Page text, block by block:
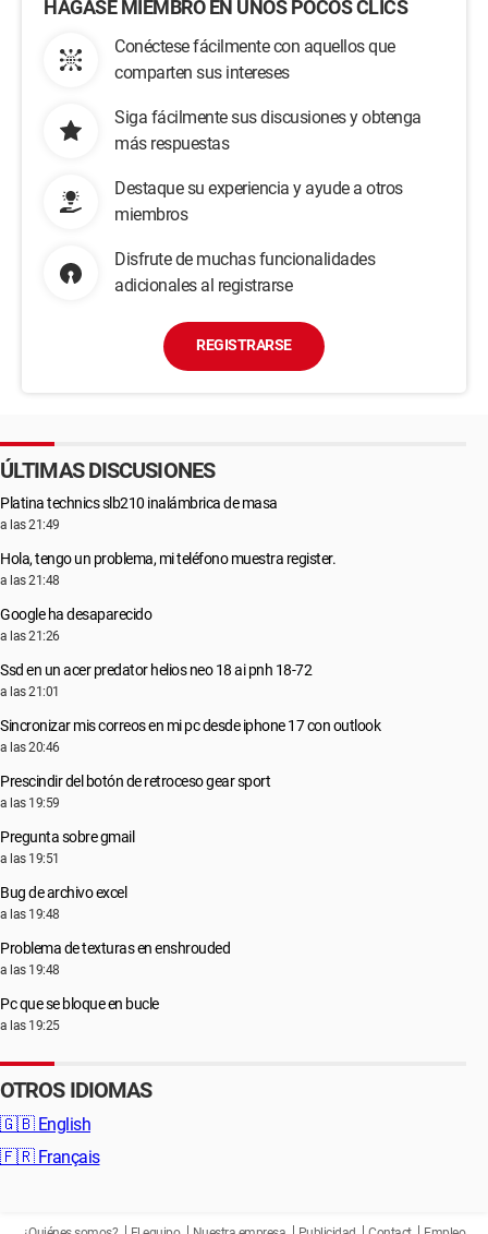
HÁGASE MIEMBRO EN UNOS POCOS CLICS
Conéctese fácilmente con aquellos que
comparten sus intereses
Siga fácilmente sus discusiones y obtenga
más respuestas
Destaque su experiencia y ayude a otros
miembros
Disfrute de muchas funcionalidades
adicionales al registrarse
REGISTRARSE
ÚLTIMAS DISCUSIONES
Platina technics slb210 inalámbrica de masa
a las 21:49
Hola, tengo un problema, mi teléfono muestra register.
a las 21:48
Google ha desaparecido
a las 21:26
Ssd en un acer predator helios neo 18 ai pnh 18-72
a las 21:01
Sincronizar mis correos en mi pc desde iphone 17 con outlook
a las 20:46
Prescindir del botón de retroceso gear sport
a las 19:59
Pregunta sobre gmail
a las 19:51
Bug de archivo excel
a las 19:48
Problema de texturas en enshrouded
a las 19:48
Pc que se bloque en bucle
a las 19:25
OTROS IDIOMAS
🇬🇧 English
🇫🇷 Français